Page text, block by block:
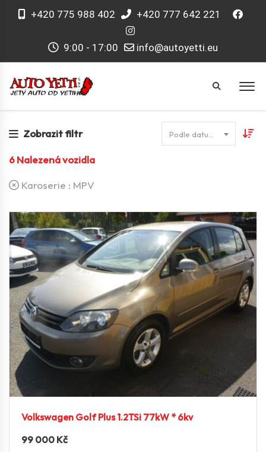
+420 775 988 402 +420 777 642 221
9:00 - 17:00 info@autoyetti.eu
Zobrazit filtr
6Nalezená vozidla
Karoserie : MPV
Volkswagen Golf Plus 1.2TSi 77kW * 6kv
99 000 Kč